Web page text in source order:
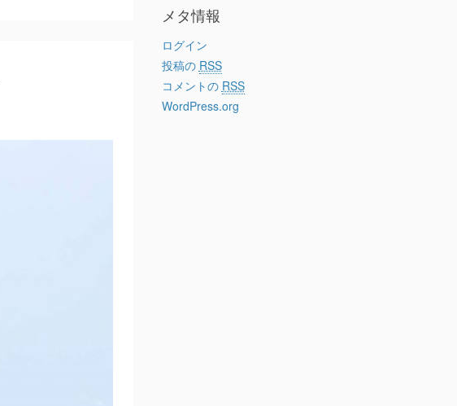
メタ情報
ログイン
投稿の RSS
コメントの RSS
WordPress.org